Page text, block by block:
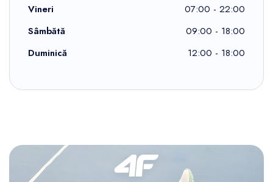
Vineri
07:00 - 22:00
Sâmbătă
09:00 - 18:00
Duminică
12:00 - 18:00